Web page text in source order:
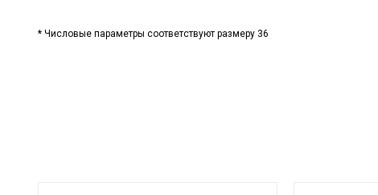
* Числовые параметры соответствуют размеру 36